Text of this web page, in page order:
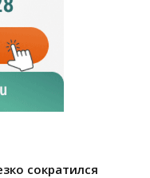
сократился